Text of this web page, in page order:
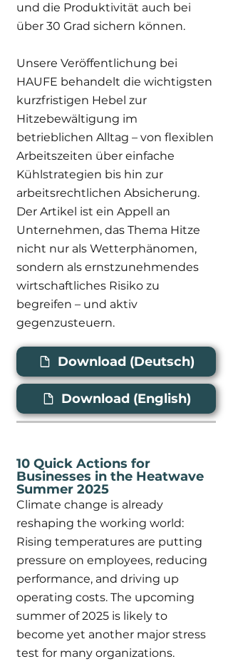
und die Produktivität auch bei
über 30 Grad sichern können.
Unsere Veröffentlichung bei
HAUFE behandelt die wichtigsten
kurzfristigen Hebel zur
Hitzebewältigung im
betrieblichen Alltag – von flexiblen
Arbeitszeiten über einfache
Kühlstrategien bis hin zur
arbeitsrechtlichen Absicherung.
Der Artikel ist ein Appell an
Unternehmen, das Thema Hitze
nicht nur als Wetterphänomen,
sondern als ernstzunehmendes
wirtschaftliches Risiko zu
begreifen – und aktiv
gegenzusteuern.
Download (Deutsch)
Download (English)
10 Quick Actions for
Businesses in the Heatwave
Summer 2025
Climate change is already
reshaping the working world:
Rising temperatures are putting
pressure on employees, reducing
performance, and driving up
operating costs. The upcoming
summer of 2025 is likely to
become yet another major stress
test for many organizations.